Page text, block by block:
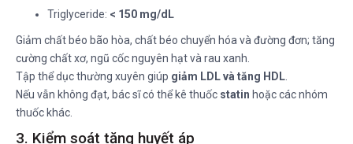
Triglyceride: < 150 mg/dL
Giảm chất béo bão hòa, chất béo chuyển hóa và đường đơn; tăng
cường chất xơ, ngũ cốc nguyên hạt và rau xanh.
Tập thể dục thường xuyên giúp giảm LDL và tăng HDL
Nếu vẫn không đạt, bác sĩ có thể kê thuốc statin hoặc các nhóm
thuốc khác.
3. Kiểm soát tăng huyết áp